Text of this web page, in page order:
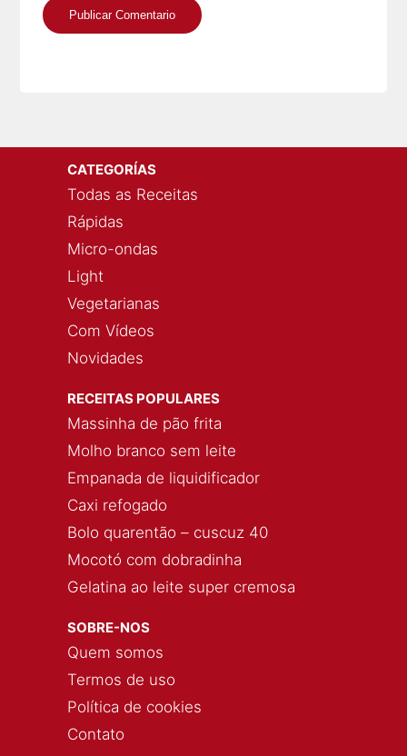
CATEGORÍAS
Todas as Receitas
Rápidas
Micro-ondas
Light
Vegetarianas
Com Vídeos
Novidades
RECEITAS POPULARES
Massinha de pão frita
Molho branco sem leite
Empanada de liquidificador
Caxi refogado
Bolo quarentão – cuscuz 40
Mocotó com dobradinha
Gelatina ao leite super cremosa
SOBRE-NOS
Quem somos
Termos de uso
Política de cookies
Contato